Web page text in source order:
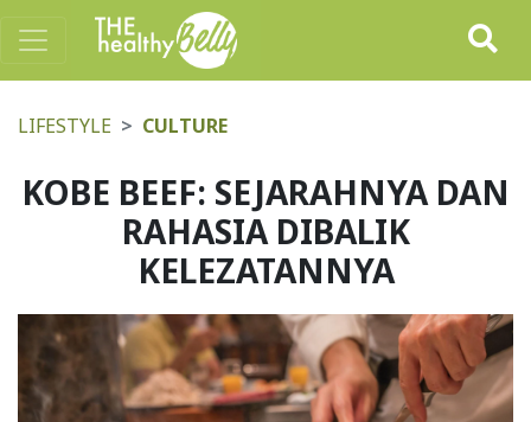
LIFESTYLE CULTURE
KOBE BEEF: SEJARAHNYA DAN
RAHASIA DIBALIK
KELEZATANNYA